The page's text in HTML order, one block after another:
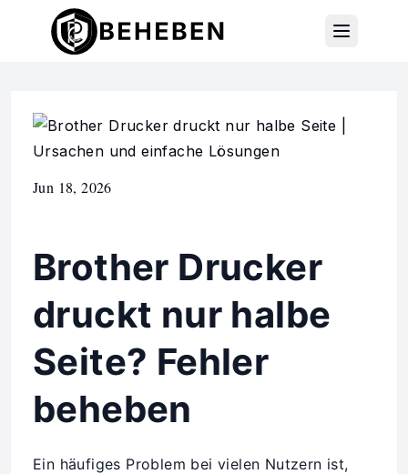
Jun 18, 2026
Brother Drucker
druckt nur halbe
Seite? Fehler
beheben
Ein häufiges Problem bei vielen Nutzern ist,